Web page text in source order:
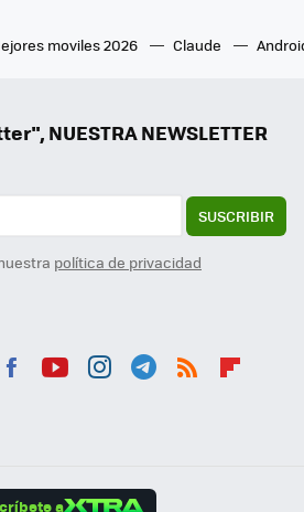
moviles 2026 Claude
NUESTRA NEWSLETTER
SUSCRIBIR
política de privacidad
a